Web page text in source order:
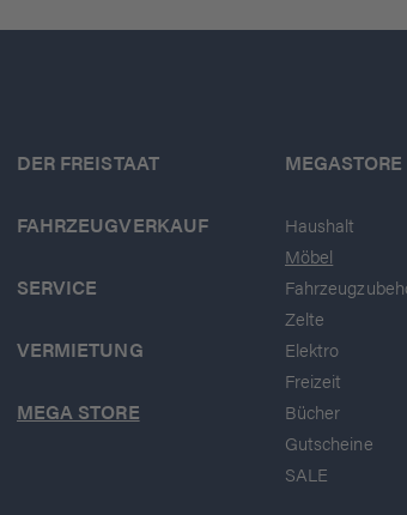
DER FREISTAAT
FAHRZEUGVERKAUF
SERVICE
VERMIETUNG
MEGA STORE
MEGASTORE
Haushalt
Möbel
Zelte
Elektro
Freizeit
Bücher
Gutscheine
SALE